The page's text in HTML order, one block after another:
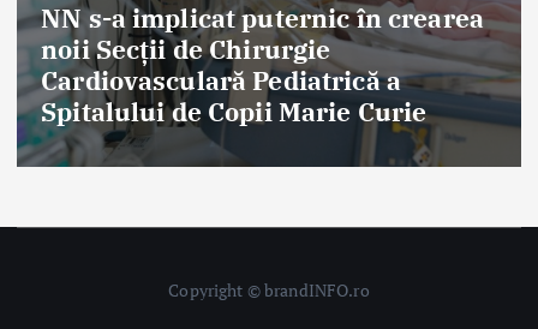
NN s-a implicat puternic în crearea
noii Secții de Chirurgie
Cardiovasculară Pediatrică a
Spitalului de Copii Marie Curie
Copyright © brandINFO.ro